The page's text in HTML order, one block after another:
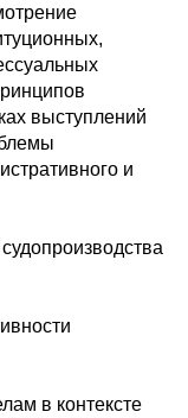
выступлений
и
в контексте